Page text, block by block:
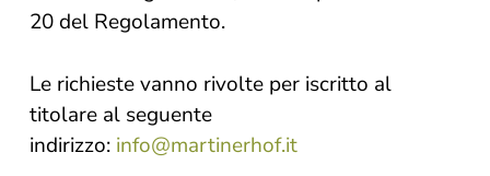
20 del Regolamento.
Le richieste vanno rivolte per iscritto al
titolare al seguente
indirizzo: info@martinerhof.it